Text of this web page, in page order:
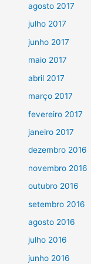
agosto 2017
julho 2017
junho 2017
maio 2017
abril 2017
março 2017
fevereiro 2017
janeiro 2017
dezembro 2016
novembro 2016
outubro 2016
setembro 2016
agosto 2016
julho 2016
junho 2016